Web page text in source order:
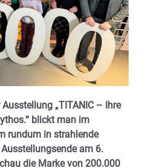
„TITANIC – Ihre
blickt man im
rundum in strahlende
am 6.
die Marke von 200.000